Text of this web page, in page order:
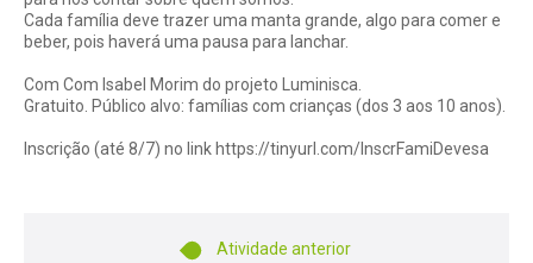
Cada família deve trazer uma manta grande, algo para comer e
beber, pois haverá uma pausa para lanchar.
Com Com Isabel Morim do projeto Luminisca.
Gratuito. Público alvo: famílias com crianças (dos 3 aos 10 anos).
Inscrição (até 8/7) no link https://tinyurl.com/InscrFamiDevesa
Atividade anterior